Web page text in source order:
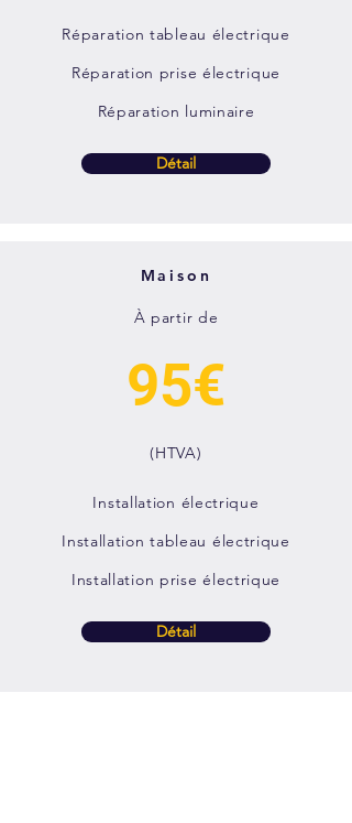
Réparation tableau électrique
Réparation prise électrique
Réparation luminaire
Détail
Maison
À partir de
95€
(HTVA)
Installation électrique
Installation tableau électrique
Installation prise électrique
Détail